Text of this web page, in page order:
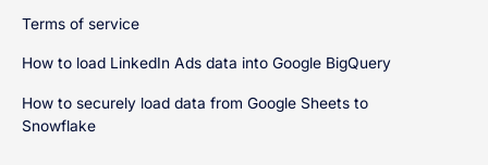
Terms of service
How to load LinkedIn Ads data into Google BigQuery
How to securely load data from Google Sheets to
Snowflake